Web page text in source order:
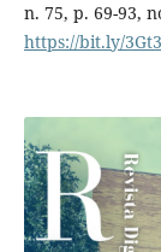
n. 75, p. 69-93,
https://bit.ly/